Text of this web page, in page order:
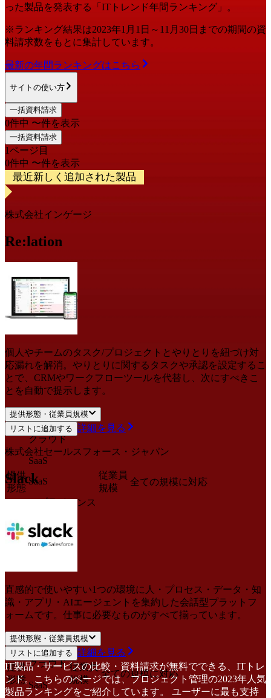
った製品を発表する「ITトレンド年間ランキング」。
※ランキング結果は2023年1月1日～ 11月30日 までの期間の資
料請求数をもとに集計しています。
最新の年間ランキングはこちら
サイトの使い方
一括資料請求
0件中 〜件を表示
一括資料請求
1ページ目
0件中 〜件を表示
最近新しく追加された製品
株式会社インゲージ
Re:lation
個人やチームのタスク/プロジェクトとやりとりを紐づけ対
応漏れを解消。やりとりに関するタスクや承認を設定するこ
とで、CRMやワークフローツールを代替し、次にすべきこ
とを自動で提示します。
提供形態・従業員規模
提供
形態
クラウド
SaaS
SaaS
アプライアンス
サービス
従業員
規模
全ての規模に対応
リストに追加する 詳細を見る
株式会社セールスフォース・ジャパン
Slack
直感的で使いやすい1つの環境に人・プロセス・データ・知
識・アプリ・AIエージェントを集約した会話型プラットフ
ォームです。仕事に必要なものがすべて揃っています。
提供形態・従業員規模
提供
形態
クラウド
SaaS
従業員
規模
全ての規模に対応
リストに追加する 詳細を見る
IT製品・サービスの比較・資料請求が無料でできる、ITトレ
ンド。こちらのページでは、プロジェクト管理の2023年人気
製品ランキングをご紹介しています。 ユーザーに最も支持